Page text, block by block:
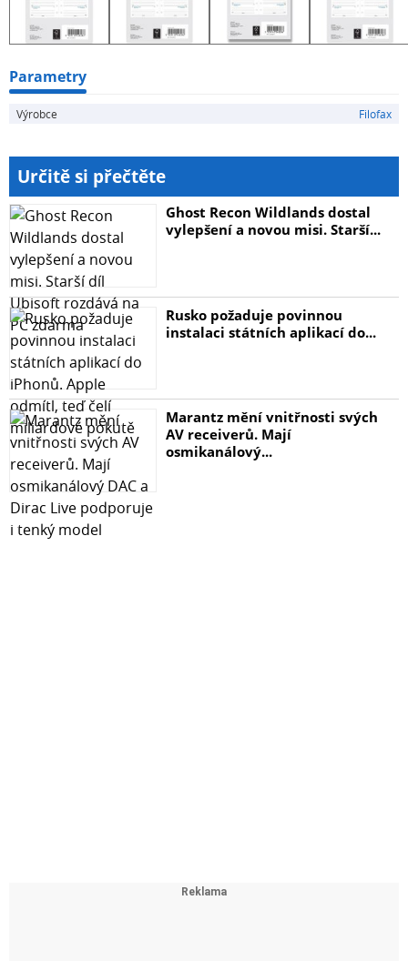
Parametry
Výrobce Filofax
Určitě si přečtěte
Ghost Recon Wildlands dostal
vylepšení a novou misi. Starší...
Rusko požaduje povinnou
instalaci státních aplikací do...
Marantz mění vnitřnosti svých
AV receiverů. Mají
osmikanálový...